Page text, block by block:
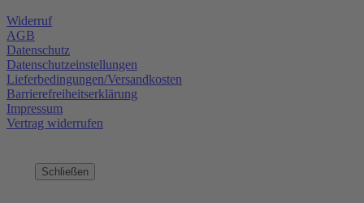
Widerruf
AGB
Datenschutz
Datenschutzeinstellungen
Lieferbedingungen/Versandkosten
Barrierefreiheitserklärung
Impressum
Vertrag widerrufen
Schließen